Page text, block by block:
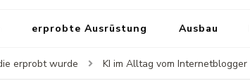
erprobte Ausrüstung Ausbau
erprobt wurde KI im Alltag vom Internetblogger